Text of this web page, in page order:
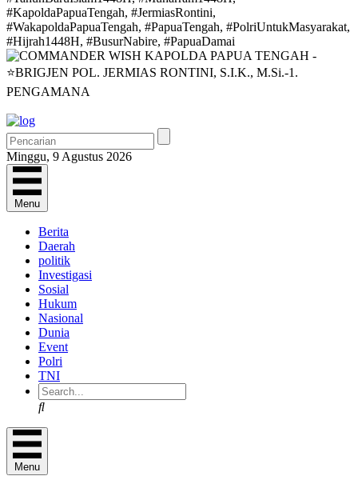
Minggu, 9 Agustus 2026
Menu
Berita
Daerah
politik
Investigasi
Sosial
Hukum
Nasional
Dunia
Event
Polri
TNI
Search
Menu